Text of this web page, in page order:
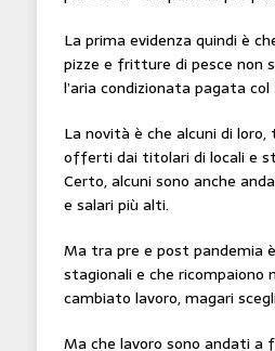
La prima evidenza quindi è
pizze e fritture di pesce non
l’aria condizionata pagata col
La novità è che alcuni di
offerti dai titolari di locali e
Certo, alcuni sono anche
e salari più alti.
Ma tra pre e post pandemia
stagionali e che ricompaiono
cambiato lavoro, magari
Ma che lavoro sono andati a